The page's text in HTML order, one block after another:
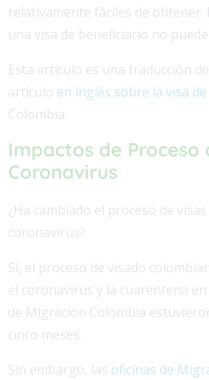
relativamente fáciles de
una visa de beneficiario no
Esta artículo es una traducción
artículo en inglés sobre la visa
Colombia.
Impactos de Proceso
Coronavirus
¿Ha cambiado el proceso de
coronavirus?
Sí, el proceso de visado
el coronavirus y la cuarentena
de Migracion Colombia
cinco meses.
Sin embargo, las oficinas de